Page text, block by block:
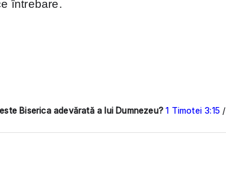
întrebare.
Biserica adevărată a lui Dumnezeu?1 Timotei 3:15 /